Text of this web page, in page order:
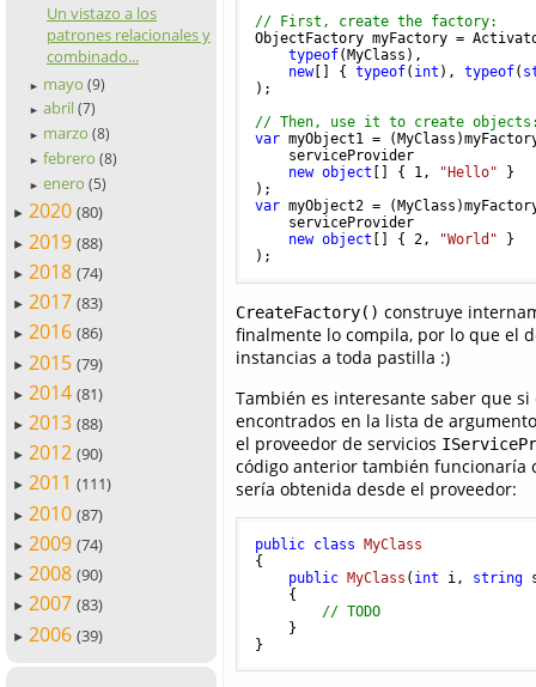
Un vistazo a los
patrones relacionales y
combinado...
► mayo (9)
► abril (7)
► marzo (8)
► febrero (8)
► enero (5)
► 2020 (80)
► 2019 (88)
► 2018 (74)
► 2017 (83)
► 2016 (86)
► 2015 (79)
► 2014 (81)
► 2013 (88)
► 2012 (90)
► 2011 (111)
► 2010 (87)
► 2009 (74)
► 2008 (90)
► 2007 (83)
► 2006 (39)
// First, create the factory:
ObjectFactory myFactory =
typeof(MyClass),
new[] { typeof( int ), typeof(
);
// Then, use it to create
var myObject1 =
new object [] { 1, "Hello"
var myObject2 =
new object [] { 2, "World"
CreateFactory() construye
finalmente lo compila, por lo que el
instancias a toda pastilla :)
También es interesante saber que
encontrados en la lista de
el proveedor de servicios
código anterior también funcionaría
sería obtenida desde el proveedor:
public class MyClass
{
public MyClass ( int i, string
    {
// TODO
    }